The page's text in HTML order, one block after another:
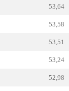
53,64
53,58
53,51
53,24
52,98